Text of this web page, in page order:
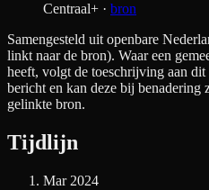
Centraal+ · bron
Samengesteld uit openbare
linkt naar de bron). Waar een
heeft, volgt de toeschrijving aan dit
bericht en kan deze bij
gelinkte bron.
Tijdlijn
Mar 2024